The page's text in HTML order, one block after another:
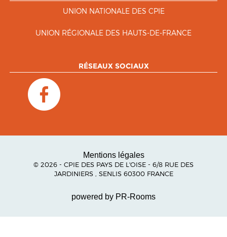
UNION NATIONALE DES CPIE
UNION RÉGIONALE DES HAUTS-DE-FRANCE
RÉSEAUX SOCIAUX
Mentions légales
© 2026 - CPIE DES PAYS DE L'OISE - 6/8 RUE DES
JARDINIERS , SENLIS 60300 FRANCE
powered by PR-Rooms